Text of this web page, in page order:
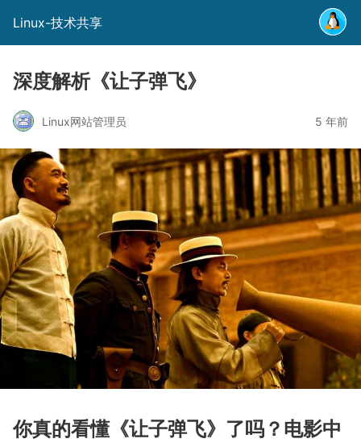
Linux-技术共享
深度解析《让子弹飞》
Linux网站管理员 5 年前
你真的看懂《让子弹飞》了吗？电影中